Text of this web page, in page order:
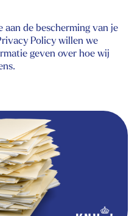
aan de bescherming van je
Policy willen we
geven over hoe wij